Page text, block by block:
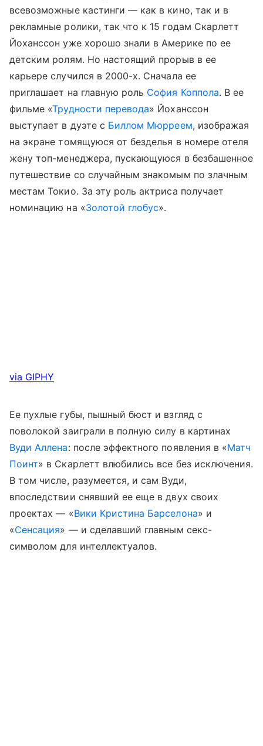
всевозможные кастинги — как в кино, так и в
рекламные ролики, так что к 15 годам Скарлетт
Йоханссон уже хорошо знали в Америке по ее
детским ролям. Но настоящий прорыв в ее
карьере случился в 2000-х. Сначала ее
приглашает на главную роль София Коппола. В ее
фильме «Трудности перевода» Йоханссон
выступает в дуэте с Биллом Мюрреем, изображая
на экране томящуюся от безделья в номере отеля
жену топ-менеджера, пускающуюся в безбашенное
путешествие со случайным знакомым по злачным
местам Токио. За эту роль актриса получает
номинацию на «Золотой глобус».
via GIPHY
Ее пухлые губы, пышный бюст и взгляд с
поволокой заиграли в полную силу в картинах
Вуди Аллена: после эффектного появления в «Матч
Поинт» в Скарлетт влюбились все без исключения.
В том числе, разумеется, и сам Вуди,
впоследствии снявший ее еще в двух своих
проектах — «Вики Кристина Барселона» и
«Сенсация» — и сделавший главным секс-
символом для интеллектуалов.